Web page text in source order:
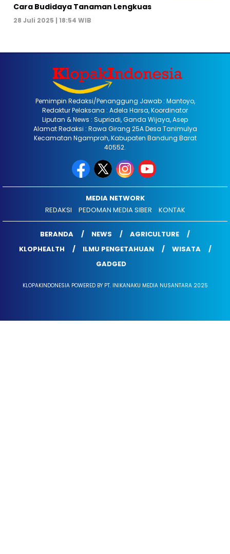
Cara Budidaya Tanaman Lengkuas
28 Juli 2025 | 18:54 WIB
Pemimpin Redaksi/Penanggung Jawab : Mantoyo,
Redaktur Pelaksana : Adela Harsa, Koordinator
Liputan & News : Supriadi, Ganda Wijaya, Asep
Alamat Redaksi : Rawa Girang 25A Desa Tanimulya
Kecamatan Ngamprah, Kabupaten Bandung Barat
40552.
MEDIA NETWORK
REDAKSI
PEDOMAN MEDIA SIBER KONTAK
BERANDA NEWS
AGRICULTURE
KLOPHEALTH
ILMU PENGETAHUAN
WISATA
GADGED
KLOPAKINDONESIA POWERED BY PT. INIKANAKU MEDIA NUSANTARA 2025